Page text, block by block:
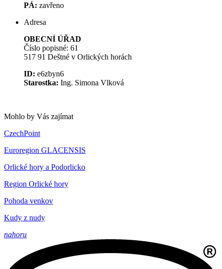
PÁ: zavřeno
Adresa
OBECNÍ ÚŘAD
Číslo popisné: 61
517 91 Deštné v Orlických horách
ID: e6zbyn6
Starostka: Ing. Simona Vlková
Mohlo by Vás zajímat
CzechPoint
Euroregion GLACENSIS
Orlické hory a Podorlicko
Region Orlické hory
Pohoda venkov
Kudy z nudy
nahoru